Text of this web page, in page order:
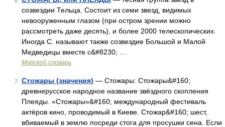
созвездии Тельца. Состоит из семи звезд, видимых
невооруженным глазом (при остром зрении можно
рассмотреть даже десять), и более 2000 телескопических.
Иногда С. называют также созвездие Большой и Малой
Медведицы вместе с&#8230; …
Морской словарь
7 Стожары (значения) — Стожары: Стожары&#160;
древнерусское народное название звёздного скопления
Плеяды. «Стожары»&#160; международный фестиваль
актёров кино, проводимый в Киеве. Стожар&#160; шест,
вбиваемый в землю посреди стога для просушки сена. Если